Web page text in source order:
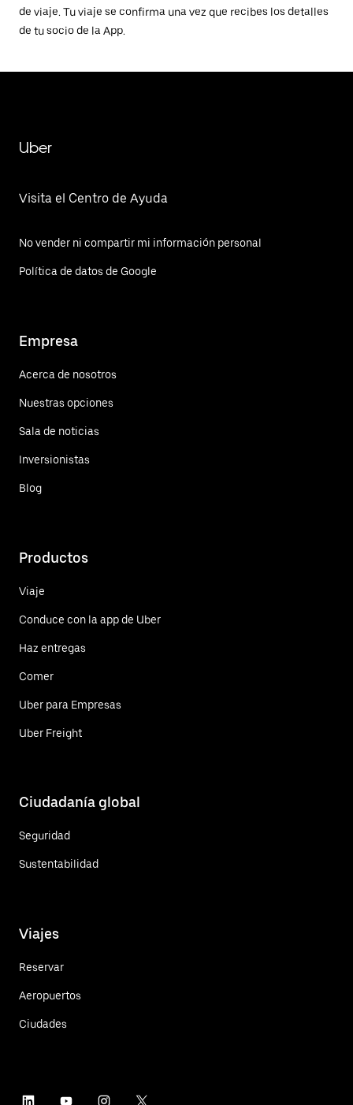
de viaje. Tu viaje se confirma una vez que recibes los detalles
de tu socio de la App.
Uber
Visita el Centro de Ayuda
No vender ni compartir mi información personal
Política de datos de Google
Empresa
Acerca de nosotros
Nuestras opciones
Sala de noticias
Inversionistas
Blog
Productos
Viaje
Conduce con la app de Uber
Haz entregas
Comer
Uber para Empresas
Uber Freight
Ciudadanía global
Seguridad
Sustentabilidad
Viajes
Reservar
Aeropuertos
Ciudades